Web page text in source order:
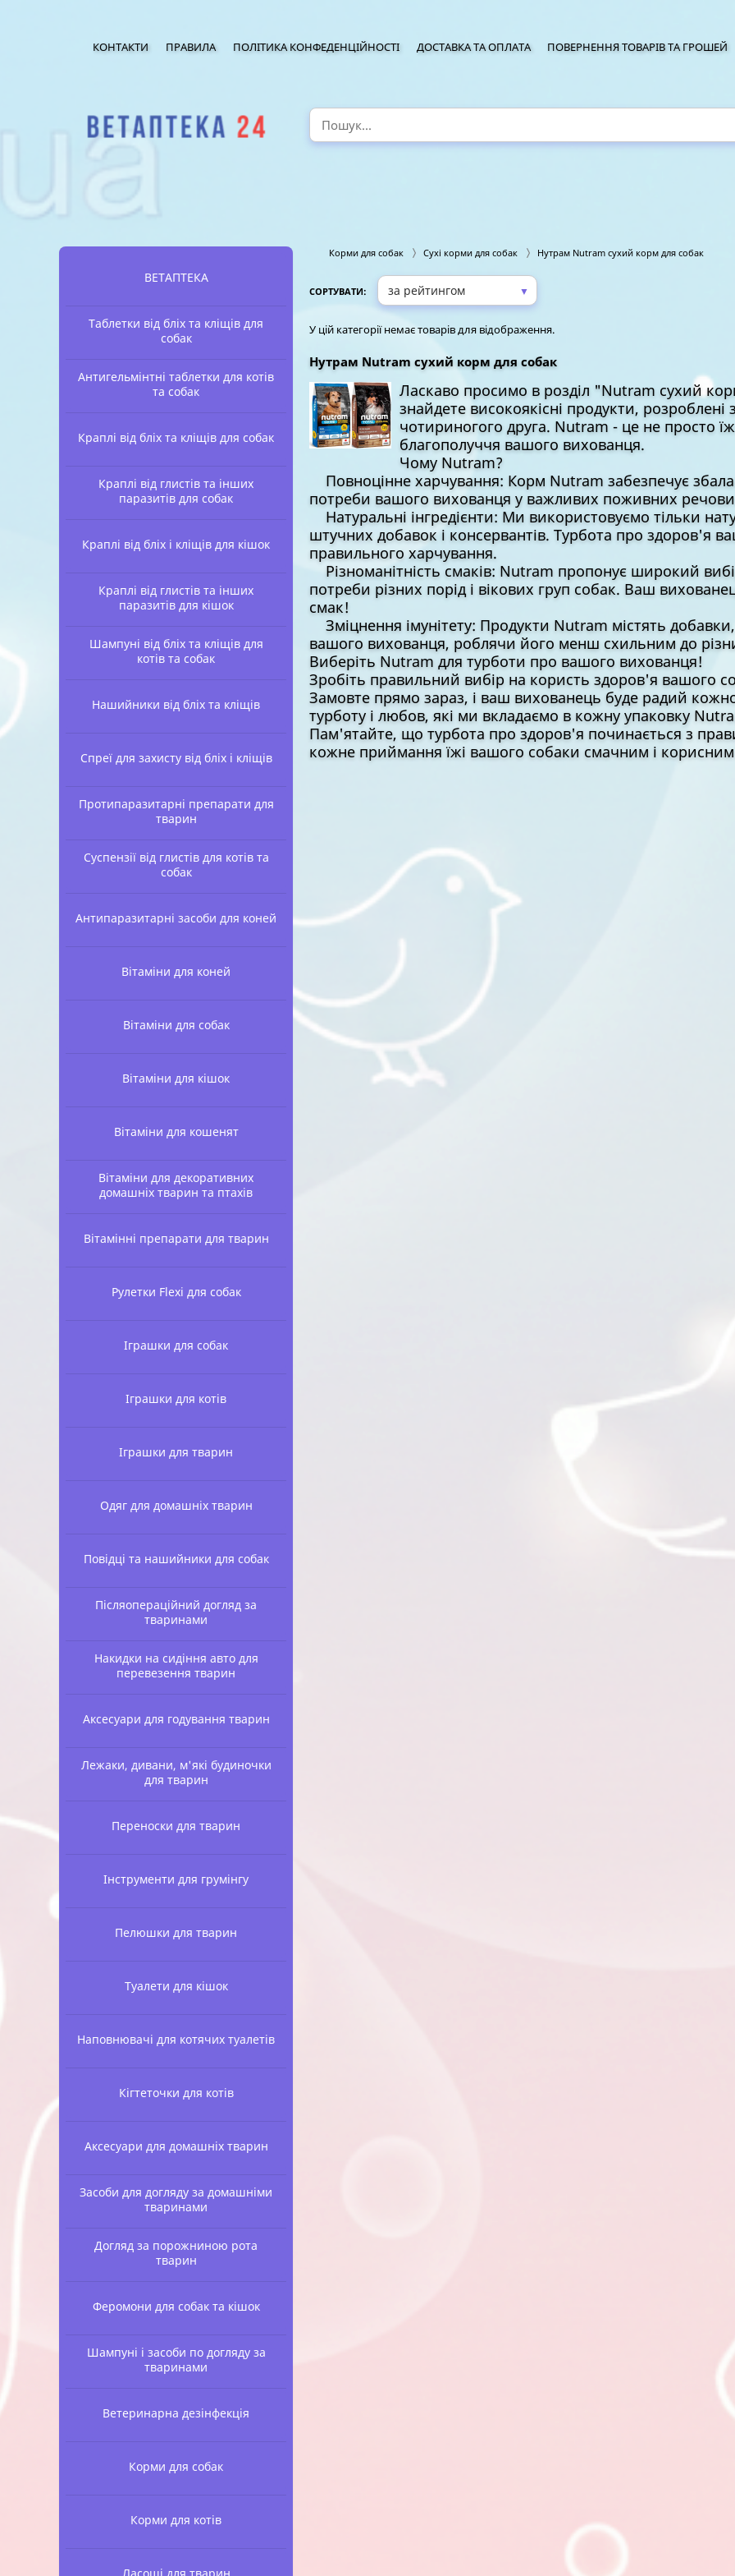
КОНТАКТИ ПРАВИЛА ПОЛІТИКА КОНФЕДЕНЦІЙНОСТІ ДОСТАВКА ТА ОПЛАТА ПОВЕРНЕННЯ ТОВАРІВ ТА ГРОШЕЙ
ВЕТАПТЕКА
Таблетки від бліх та кліщів для
собак
Антигельмінтні таблетки для котів
та собак
Краплі від бліх та кліщів для собак
Краплі від глистів та інших
паразитів для собак
Краплі від бліх і кліщів для кішок
Краплі від глистів та інших
паразитів для кішок
Шампуні від бліх та кліщів для
котів та собак
Нашийники від бліх та кліщів
Спреї для захисту від бліх і кліщів
Протипаразитарні препарати для
тварин
Суспензії від глистів для котів та
собак
Антипаразитарні засоби для коней
Вітаміни для коней
Вітаміни для собак
Вітаміни для кішок
Вітаміни для кошенят
Вітаміни для декоративних
домашніх тварин та птахів
Вітамінні препарати для тварин
Рулетки Flexi для собак
Іграшки для собак
Іграшки для котів
Іграшки для тварин
Одяг для домашніх тварин
Повідці та нашийники для собак
Післяопераційний догляд за
тваринами
Накидки на сидіння авто для
перевезення тварин
Аксесуари для годування тварин
Лежаки, дивани, м'які будиночки
для тварин
Переноски для тварин
Інструменти для грумінгу
Пелюшки для тварин
Туалети для кішок
Наповнювачі для котячих туалетів
Кігтеточки для котів
Аксесуари для домашніх тварин
Засоби для догляду за домашніми
тваринами
Догляд за порожниною рота
тварин
Феромони для собак та кішок
Шампуні і засоби по догляду за
тваринами
Ветеринарна дезінфекція
Корми для собак
Корми для котів
Корми для собак Сухі корми для собак Нутрам Nutram сухий корм для собак
СОРТУВАТИ: ▼
У цій категорії немає товарів для відображення.
Нутрам Nutram сухий корм для собак
Ласкаво просимо в розділ "Nutram сухий
знайдете високоякісні продукти,
чотириногого друга. Nutram - це не просто
благополуччя вашого вихованця.
Чому Nutram?
Повноцінне харчування: Корм Nutram забезпечує
потреби вашого вихованця у важливих поживних
Натуральні інгредієнти: Ми використовуємо тільки
штучних добавок і консервантів. Турбота про здоров'я
правильного харчування.
Різноманітність смаків: Nutram пропонує широкий
потреби різних порід і вікових груп собак. Ваш
смак!
Зміцнення імунітету: Продукти Nutram містять
вашого вихованця, роблячи його менш схильним до
Виберіть Nutram для турботи про вашого вихованця!
Зробіть правильний вибір на користь здоров'я вашого
Замовте прямо зараз, і ваш вихованець буде радий
турботу і любов, які ми вкладаємо в кожну упаковку
Пам'ятайте, що турбота про здоров'я починається з
кожне приймання їжі вашого собаки смачним і